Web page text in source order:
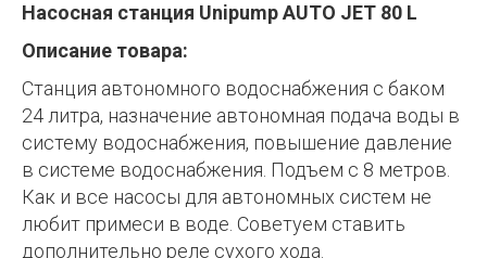
Насосная станция Unipump AUTO JET 80 L
Описание товара:
Станция автономного водоснабжения с баком
24 литра, назначение автономная подача воды в
систему водоснабжения, повышение давление
в системе водоснабжения. Подъем с 8 метров.
Как и все насосы для автономных систем не
любит примеси в воде. Советуем ставить
дополнительно реле сухого хода.